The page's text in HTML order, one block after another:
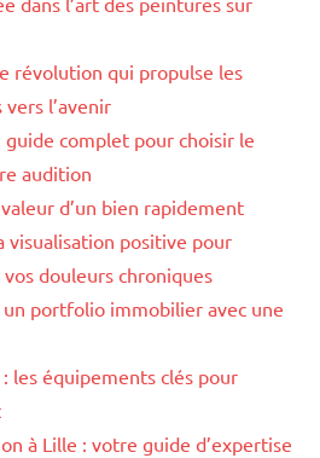
révolution qui propulse les
l’avenir
complet pour choisir le
audition
d’un bien rapidement
visualisation positive pour
douleurs chroniques
portfolio immobilier avec une
les équipements clés pour
à Lille : votre guide d’expertise